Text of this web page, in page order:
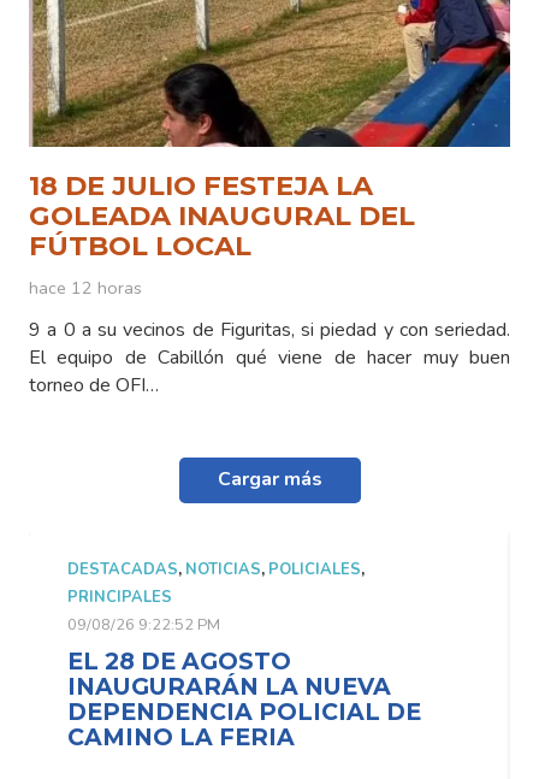
18 DE JULIO FESTEJA LA
GOLEADA INAUGURAL DEL
FÚTBOL LOCAL
hace 12 horas
9 a 0 a su vecinos de Figuritas, si piedad y con seriedad.
El equipo de Cabillón qué viene de hacer muy buen
torneo de OFI…
Cargar más
DESTACADAS, NOTICIAS, POLICIALES,
PRINCIPALES
09/08/26 9:22:52 PM
EL 28 DE AGOSTO
INAUGURARÁN LA NUEVA
DEPENDENCIA POLICIAL DE
CAMINO LA FERIA